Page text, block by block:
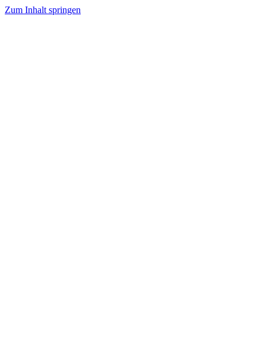
Zum Inhalt springen